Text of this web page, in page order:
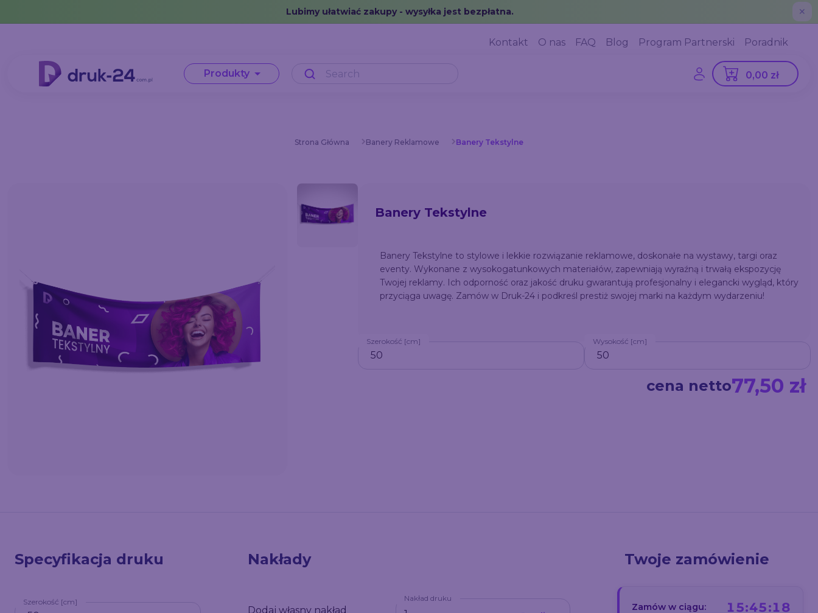
Lubimy ułatwiać zakupy - wysyłka jest bezpłatna. ✕
Kontakt O nas FAQ Blog Program Partnerski Poradnik
Produkty 0,00 zł
Strona Główna Banery Reklamowe Banery Tekstylne
Banery Tekstylne
Banery Tekstylne to stylowe i lekkie rozwiązanie reklamowe, doskonałe na wystawy, targi oraz
eventy. Wykonane z wysokogatunkowych materiałów, zapewniają wyraźną i trwałą ekspozycję
Twojej reklamy. Ich odporność oraz jakość druku gwarantują profesjonalny i elegancki wygląd, który
przyciąga uwagę. Zamów w Druk-24 i podkreśl prestiż swojej marki na każdym wydarzeniu!
Szerokość [cm] Wysokość [cm]
cena netto77,50 zł
Specyfikacja druku
Szerokość [cm]
Nakłady
Dodaj własny nakład
Nakład druku
Twoje zamówienie
Zamów w ciągu: 15:45:17